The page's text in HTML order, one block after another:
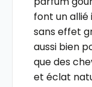
font un
sans effet
aussi bien
que des
et éclat